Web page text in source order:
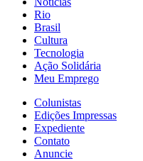
Rio
Brasil
Cultura
Tecnologia
Ação Solidária
Meu Emprego
Colunistas
Edições Impressas
Expediente
Contato
Anuncie